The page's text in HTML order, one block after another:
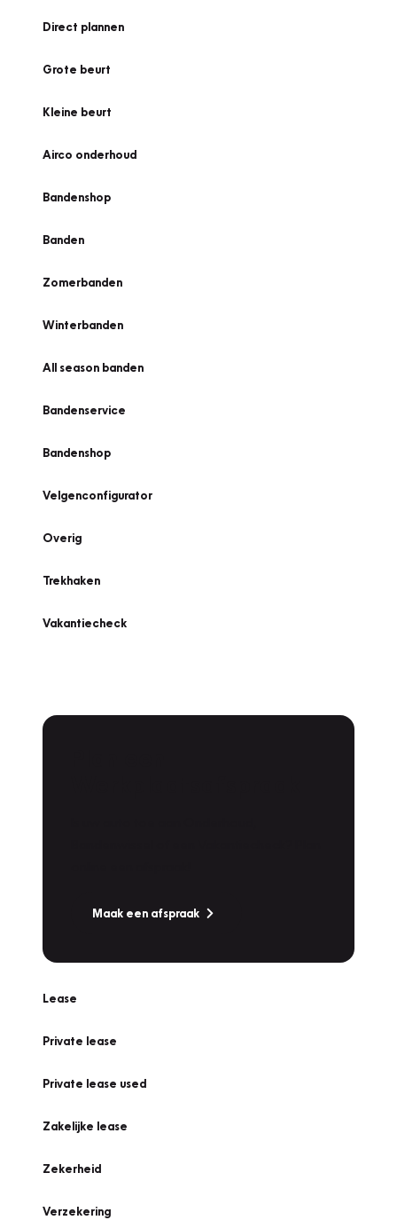
Direct plannen
Grote beurt
Kleine beurt
Airco onderhoud
Bandenshop
Banden
Zomerbanden
Winterbanden
All season banden
Bandenservice
Bandenshop
Velgenconfigurator
Overig
Trekhaken
Vakantiecheck
Maak een afspraak
Lease
Private lease
Private lease used
Zakelijke lease
Zekerheid
Verzekering